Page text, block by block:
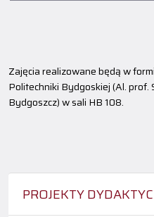
PROJEKTY
Zajęcia realizowane będą w
Politechniki Bydgoskiej (Al.
Bydgoszcz) w sali HB 108.